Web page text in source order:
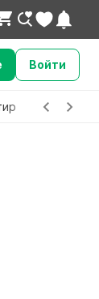
Войти
Детские